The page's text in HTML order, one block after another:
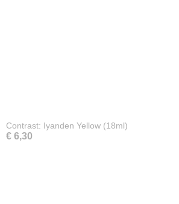
Contrast: Iyanden Yellow (18ml)
€ 6,30